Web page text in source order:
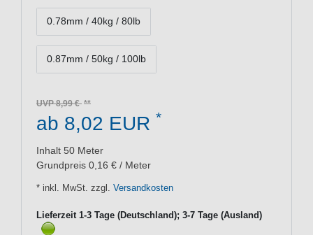
0.78mm / 40kg / 80lb
0.87mm / 50kg / 100lb
UVP 8,99 €
ab 8,02 EUR *
Inhalt 50 Meter
Grundpreis 0,16 € / Meter
* inkl. MwSt. zzgl. Versandkosten
Lieferzeit 1-3 Tage (Deutschland); 3-7 Tage (Ausland)